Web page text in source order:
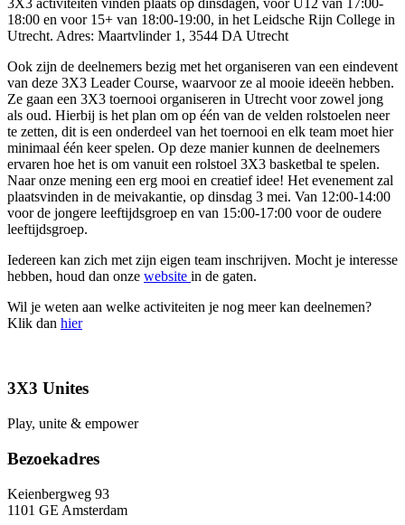
18:00 en voor 15+ van 18:00-19:00, in het Leidsche Rijn College in
Utrecht. Adres: Maartvlinder 1, 3544 DA Utrecht
Ook zijn de deelnemers bezig met het organiseren van een eindevent
van deze 3X3 Leader Course, waarvoor ze al mooie ideeën hebben.
Ze gaan een 3X3 toernooi organiseren in Utrecht voor zowel jong
als oud. Hierbij is het plan om op één van de velden rolstoelen neer
te zetten, dit is een onderdeel van het toernooi en elk team moet hier
minimaal één keer spelen. Op deze manier kunnen de deelnemers
ervaren hoe het is om vanuit een rolstoel 3X3 basketbal te spelen.
Naar onze mening een erg mooi en creatief idee! Het evenement zal
plaatsvinden in de meivakantie, op dinsdag 3 mei. Van 12:00-14:00
voor de jongere leeftijdsgroep en van 15:00-17:00 voor de oudere
leeftijdsgroep.
Iedereen kan zich met zijn eigen team inschrijven. Mocht je interesse
hebben, houd dan onze website in de gaten.
Wil je weten aan welke activiteiten je nog meer kan deelnemen?
Klik dan hier
3X3 Unites
Play, unite & empower
Bezoekadres
Keienbergweg 93
1101 GE Amsterdam